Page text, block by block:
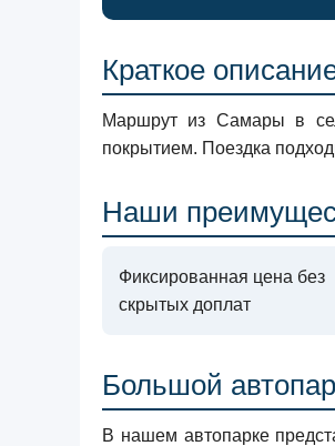
Краткое
Маршрут из Самары в
покрытием. Поездка
Наши
Фиксированная цена без
скрытых доплат
Большой
В нашем автопарке